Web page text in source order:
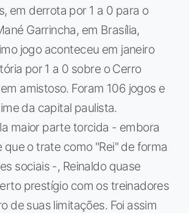
em derrota por 1 a 0 para o
Garrincha, em Brasília,
jogo aconteceu em janeiro
por 1 a 0 sobre o Cerro
amistoso. Foram 106 jogos e
da capital paulista.
maior parte torcida - embora
que o trate como "Rei" de forma
sociais -, Reinaldo quase
prestígio com os treinadores
de suas limitações. Foi assim